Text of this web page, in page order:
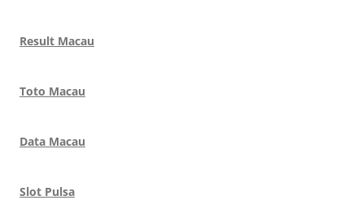
Result Macau
Toto Macau
Data Macau
Slot Pulsa